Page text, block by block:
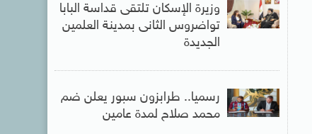
وزيرة الإسكان تلتقى قداسة البابا
تواضروس الثانى بمدينة العلمين
الجديدة
رسميا.. طرابزون سبور يعلن ضم
محمد صلاح لمدة عامين